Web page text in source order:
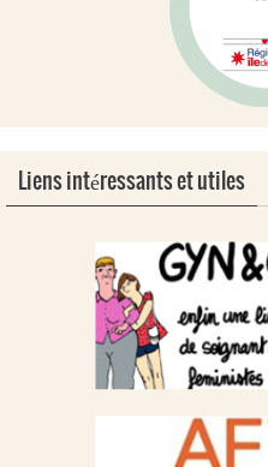
Liens intéressants et utiles